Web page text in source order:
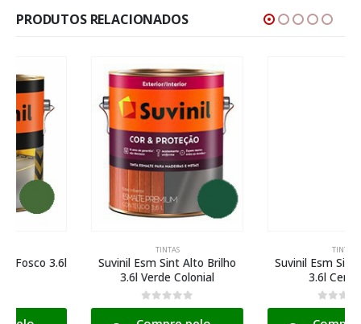
PRODUTOS RELACIONADOS
Suvinil Esm Sint Alto Brilho
3.6l Verde Colonial
0 de 5
Suvinil Esm Sint Alto Brilho
0 de 5